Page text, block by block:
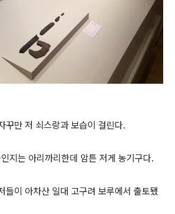
꾸만 저 쇠스랑과 보습이 걸린다.
지는 아리까리한데 암튼 저게 농기구다.
들이 아차산 일대 고구려 보루에서 출토됐